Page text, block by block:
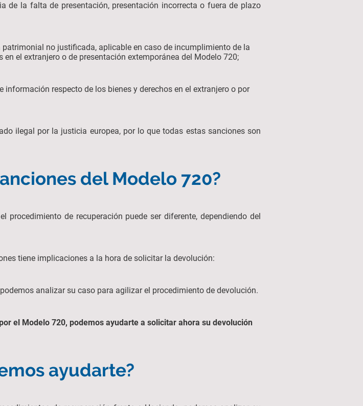
de la falta de presentación, presentación incorrecta o fuera de plazo
no justificada, aplicable en caso de incumplimiento de la
el extranjero o de presentación extemporánea del Modelo 720;
respecto de los bienes y derechos en el extranjero o por
ilegal por la justicia europea, por lo que todas estas sanciones son
del Modelo 720?
de recuperación puede ser diferente, dependiendo del
tiene implicaciones a la hora de solicitar la devolución:
analizar su caso para agilizar el procedimiento de devolución.
el Modelo 720, podemos ayudarte a solicitar ahora su devolución
ayudarte?